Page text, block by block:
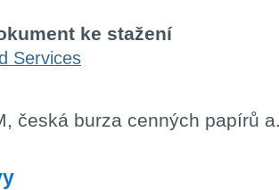
ke stažení
Services
česká burza cenných papírů